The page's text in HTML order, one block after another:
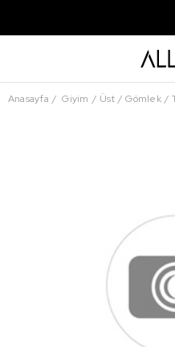
Anasayfa Giyim Üst Gömlek